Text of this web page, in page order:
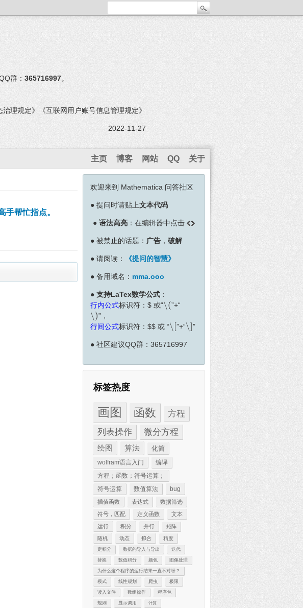
群： 365716997。
理规定》《互联网用户账号信息管理规定》
—— 2022-11-27
关于
QQ
网站
博客
主页
欢迎来到 Mathematica 问答社区
● 提问时请贴上文本代码
● 语法高亮 ：在编辑器中点击
● 被禁止的话题： 广告 ， 破解
● 请阅读： 《提问的智慧》
● 备用域名： mma.ooo
● 支持LaTex数学公式 ：
行内公式标识符： $ 或“∖(
∖ ( ”+“
∖)
∖ ) ”，
行间公式标识符： $$ 或 “∖
∖ ”+“∖
∖ ”
● 社区建议QQ群：365716997
标签热度
画图 函数
方程
列表操作
微分方程
绘图 算法 化简
wolfram语言入门
编译
方程；函数；符号运算；
符号运算
数值算法 bug
插值函数 表达式
数据筛选
符号，匹配
定义函数
文本
运行
积分 并行 矩阵
随机 动态 拟合 精度
定积分 数据的导入与导出 迭代
替换 数值积分 颜色 图像处理
为什么这个程序的运行结果一直不对呀？
模式 线性规划 爬虫 极限
读入文件 数组操作 程序包
规则 显示调用 计算
帮忙指点。